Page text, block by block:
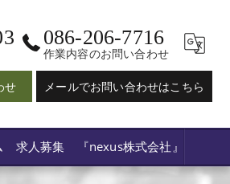
086-206-7716
作業内容のお問い合わせ
せ メールでお問い合わせはこちら
求人募集 『nexus株式会社』